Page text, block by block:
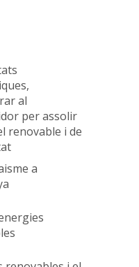
al
per assolir
renovable i de
a